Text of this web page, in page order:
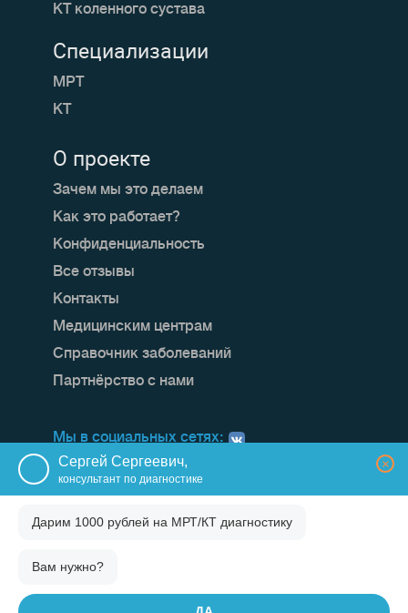
О проекте
Зачем мы это делаем
Как это работает?
Конфиденциальность
Все отзывы
Контакты
Медицинским центрам
Справочник заболеваний
Партнёрство с нами
Специализации
МРТ
КТ
КТ коленного сустава
Мы в социальных сетях:
×
Сергей Сергеевич,
консультант по диагностике
Дарим 1000 рублей на МРТ/КТ диагностику
Вам нужно?